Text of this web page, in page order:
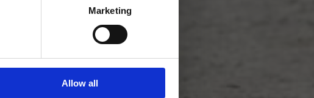
Marketing
Allow all